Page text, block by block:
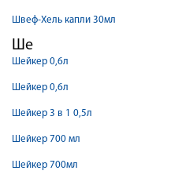
Швеф-Хель капли 30мл
Ше
Шейкер 0,6л
Шейкер 0,6л
Шейкер 3 в 1 0,5л
Шейкер 700 мл
Шейкер 700мл